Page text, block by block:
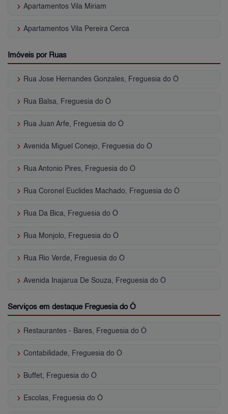
keyboard_arrow_right Apartamentos Vila Miriam
keyboard_arrow_right Apartamentos Vila Pereira Cerca
Imóveis por Ruas
keyboard_arrow_right Rua Jose Hernandes Gonzales, Freguesia do Ó
keyboard_arrow_right Rua Balsa, Freguesia do Ó
keyboard_arrow_right Rua Juan Arfe, Freguesia do Ó
keyboard_arrow_right Avenida Miguel Conejo, Freguesia do Ó
keyboard_arrow_right Rua Antonio Pires, Freguesia do Ó
keyboard_arrow_right Rua Coronel Euclides Machado, Freguesia do Ó
keyboard_arrow_right Rua Da Bica, Freguesia do Ó
keyboard_arrow_right Rua Monjolo, Freguesia do Ó
keyboard_arrow_right Rua Rio Verde, Freguesia do Ó
keyboard_arrow_right Avenida Inajarua De Souza, Freguesia do Ó
Serviços em destaque Freguesia do Ó
keyboard_arrow_right Restaurantes - Bares, Freguesia do Ó
keyboard_arrow_right Contabilidade, Freguesia do Ó
keyboard_arrow_right Buffet, Freguesia do Ó
keyboard_arrow_right Escolas, Freguesia do Ó